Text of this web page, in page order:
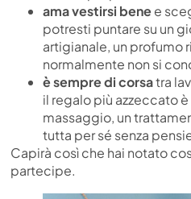
ama vestirsi benee
potresti puntare su un
artigianale, un profumo
normalmente non si
è sempre di corsatra
il regalo più azzeccato
massaggio, un
tutta per sé senza
Capirà così che hai notato
partecipe.